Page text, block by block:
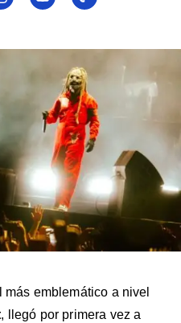
en
YouTube
en
TikTok
emblemático a nivel
, llegó por primera vez a